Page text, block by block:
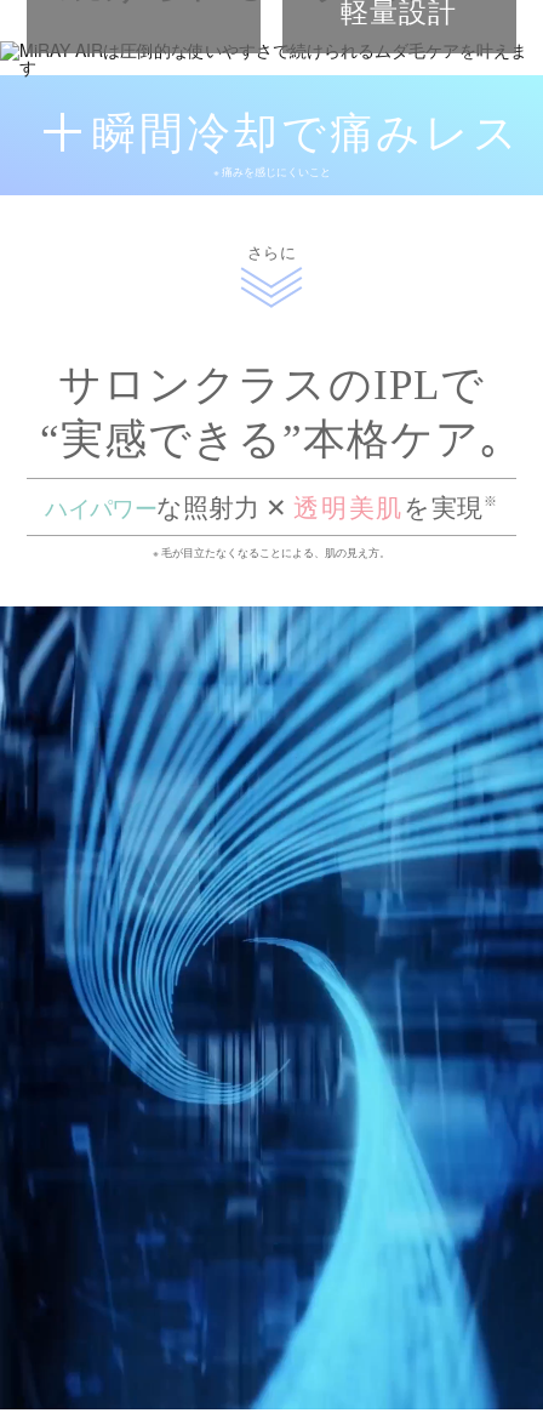
軽量設計
瞬間冷却で痛みレス
※ 痛みを感じにくいこと
さらに
サロンクラスのIPLで
“実感できる”本格ケア｡
ハイパワーな照射力 ✕ 透明美肌を実現 ※
※ 毛が目立たなくなることによる、肌の見え方。